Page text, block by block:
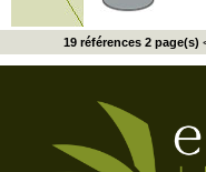
19 références 2 page(s)